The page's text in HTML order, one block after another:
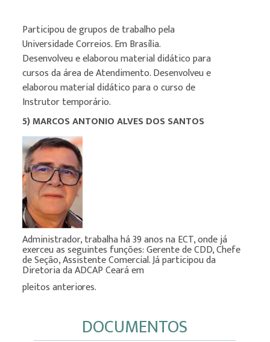
Participou de grupos de trabalho pela
Universidade Correios. Em Brasília.
Desenvolveu e elaborou material didático para
cursos da área de Atendimento. Desenvolveu e
elaborou material didático para o curso de
Instrutor temporário.
5) MARCOS ANTONIO ALVES DOS SANTOS
Administrador, trabalha há 39 anos na ECT, onde já
exerceu as seguintes funções: Gerente de CDD, Chefe
de Seção, Assistente Comercial. Já participou da
Diretoria da ADCAP Ceará em
pleitosanteriores.
DOCUMENTOS